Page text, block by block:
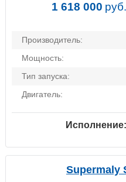
1 618 000 руб.
Производитель:
Мощность:
Тип запуска:
Двигатель:
Исполнение:
Supermaly